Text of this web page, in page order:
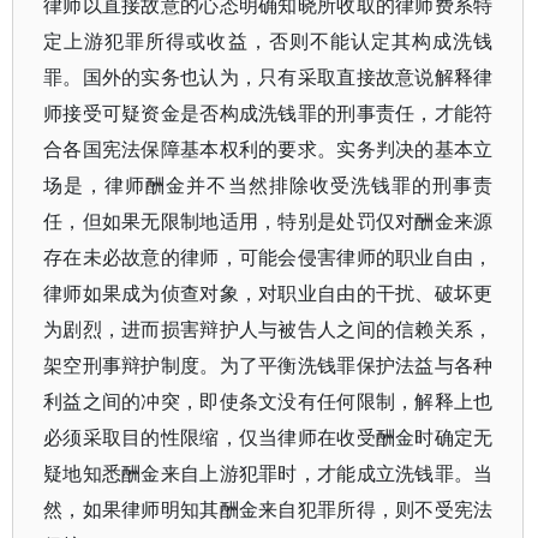
定上游犯罪所得或收益，否则不能认定其构成洗钱
罪。国外的实务也认为，只有采取直接故意说解释律
师接受可疑资金是否构成洗钱罪的刑事责任，才能符
合各国宪法保障基本权利的要求。实务判决的基本立
场是，律师酬金并不当然排除收受洗钱罪的刑事责
任，但如果无限制地适用，特别是处罚仅对酬金来源
存在未必故意的律师，可能会侵害律师的职业自由，
律师如果成为侦查对象，对职业自由的干扰、破坏更
为剧烈，进而损害辩护人与被告人之间的信赖关系，
架空刑事辩护制度。为了平衡洗钱罪保护法益与各种
利益之间的冲突，即使条文没有任何限制，解释上也
必须采取目的性限缩，仅当律师在收受酬金时确定无
疑地知悉酬金来自上游犯罪时，才能成立洗钱罪。当
然，如果律师明知其酬金来自犯罪所得，则不受宪法